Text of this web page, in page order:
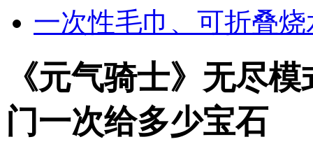
一次性毛巾、可折叠
《元气骑士》无尽
门一次给多少宝石